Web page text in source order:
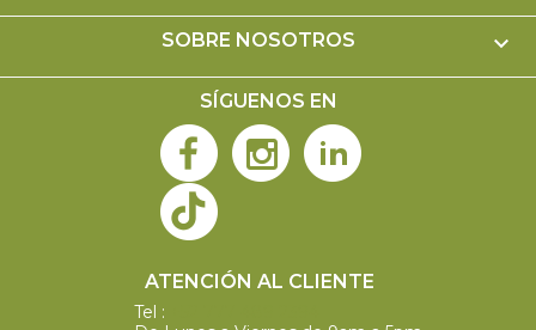
SOBRE NOSOTROS 
SÍGUENOS EN
ATENCIÓN AL CLIENTE
Tel :